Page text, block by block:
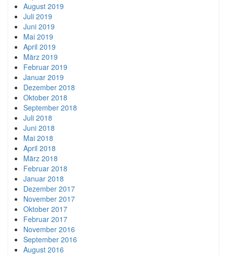
August 2019
Juli 2019
Juni 2019
Mai 2019
April 2019
März 2019
Februar 2019
Januar 2019
Dezember 2018
Oktober 2018
September 2018
Juli 2018
Juni 2018
Mai 2018
April 2018
März 2018
Februar 2018
Januar 2018
Dezember 2017
November 2017
Oktober 2017
Februar 2017
November 2016
September 2016
August 2016